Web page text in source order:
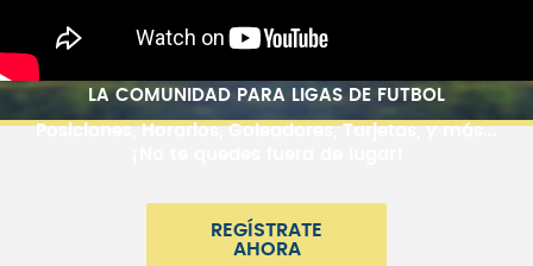
LA COMUNIDAD PARA LIGAS DE FUTBOL
Posiciones, Horarios, Goleadores, Tarjetas, y más...
REGÍSTRATE
AHORA